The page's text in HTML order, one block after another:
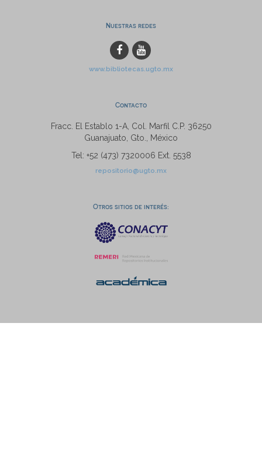
Nuestras redes
www.bibliotecas.ugto.mx
Contacto
Fracc. El Establo 1-A, Col. Marfil C.P. 36250
Guanajuato, Gto., México
Tel: +52 (473) 7320006 Ext. 5538
repositorio@ugto.mx
Otros sitios de interés: